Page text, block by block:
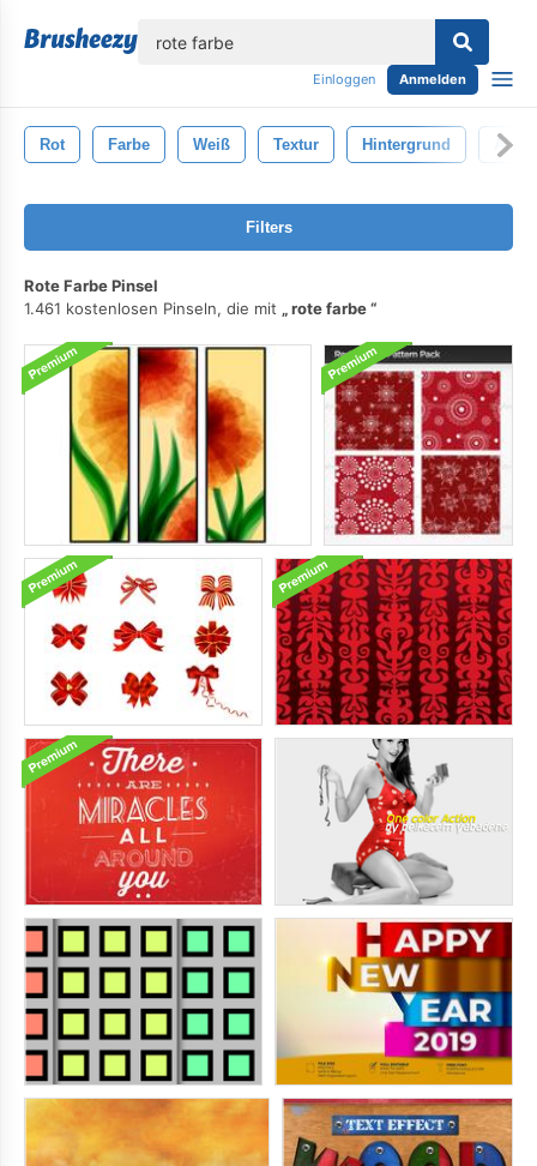
Einloggen Anmelden
Rot Farbe Weiß Textur Hintergrund
Filters
Rote Farbe Pinsel
1.461 kostenlosen Pinseln, die mit
rote farbe